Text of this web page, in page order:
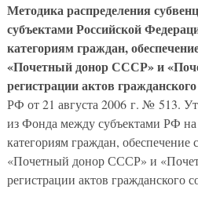
Методика распределения
субъектами Российской
категориям граждан,
«Почетный донор СССР» и
регистрации актов
РФ от 21 августа 2006 г. № 513.
из Фонда между субъектами РФ
категориям граждан,
«Почетный донор СССР» и
регистрации актов гражданского